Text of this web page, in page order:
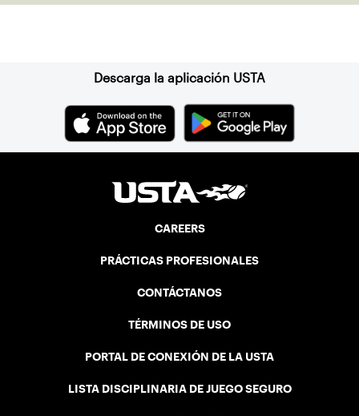
Descarga la aplicación USTA
CAREERS
PRÁCTICAS PROFESIONALES
CONTÁCTANOS
TÉRMINOS DE USO
PORTAL DE CONEXIÓN DE LA USTA
LISTA DISCIPLINARIA DE JUEGO SEGURO